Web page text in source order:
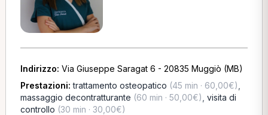
Indirizzo: Via Giuseppe Saragat 6 - 20835 Muggiò (MB)
Prestazioni:trattamento osteopatico (45 min · 60,00€)
massaggio decontratturante (60 min · 50,00€) visita di
controllo (30 min · 30,00€)